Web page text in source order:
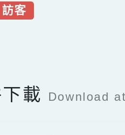
訪客
載 Download